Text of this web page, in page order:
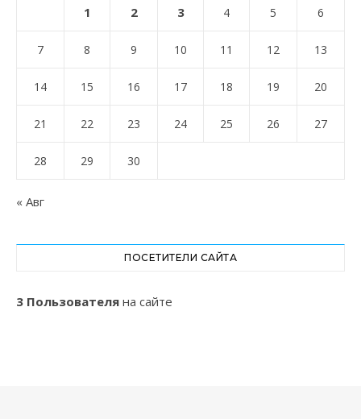
1 2 3 4 5 6
7 8 9 10 11 12 13
14 15 16 17 18 19 20
21 22 23 24 25 26 27
28 29 30
« Авг
ПОСЕТИТЕЛИ САЙТА
3 Пользователя на сайте